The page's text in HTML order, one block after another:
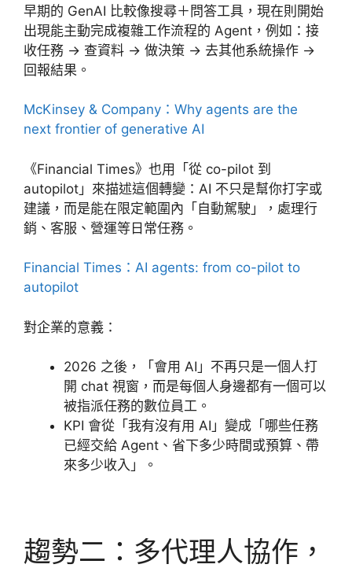
早期的 GenAI 比較像搜尋＋問答工具，現在則開始
出現能主動完成複雜工作流程的 Agent，例如：接
收任務 → 查資料 → 做決策 → 去其他系統操作 →
回報結果。
McKinsey & Company：Why agents are the
next frontier of generative AI
《Financial Times》也用「從 co-pilot 到
autopilot」來描述這個轉變：AI 不只是幫你打字或
建議，而是能在限定範圍內「自動駕駛」，處理行
銷、客服、營運等日常任務。
Financial Times：AI agents: from co-pilot to
autopilot
對企業的意義：
2026 之後，「會用 AI」不再只是一個人打
開 chat 視窗，而是每個人身邊都有一個可以
被指派任務的數位員工。
KPI 會從「我有沒有用 AI」變成「哪些任務
已經交給 Agent、省下多少時間或預算、帶
來多少收入」。
趨勢二：多代理人協作，